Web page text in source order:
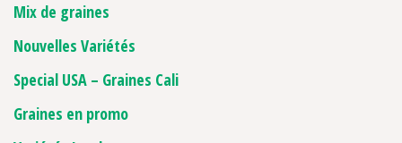
Mix de graines
Nouvelles Variétés
Special USA – Graines Cali
Graines en promo